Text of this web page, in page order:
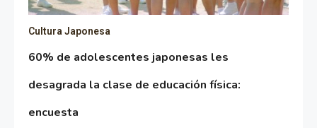
Cultura Japonesa
60% de adolescentes japonesas les
desagrada la clase de educación física:
encuesta